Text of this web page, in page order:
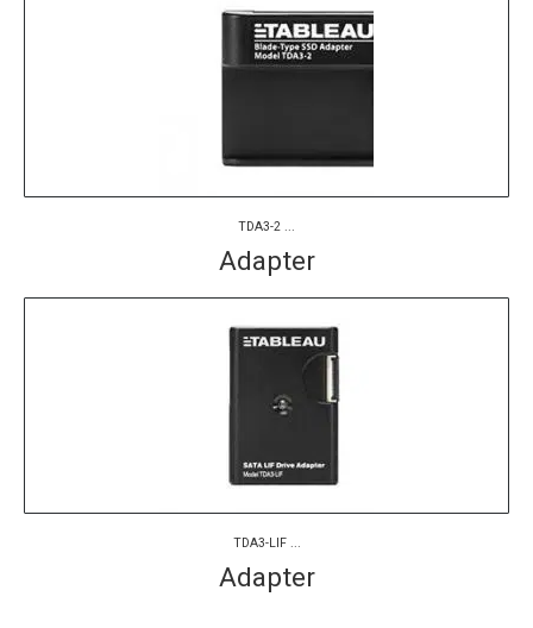
TDA3-2 ...
Adapter
TDA3-LIF ...
Adapter